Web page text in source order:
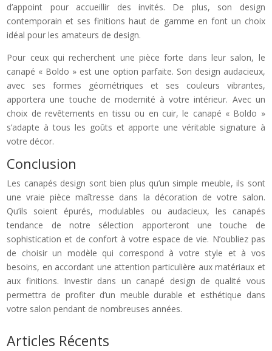
d’appoint pour accueillir des invités. De plus, son design
contemporain et ses finitions haut de gamme en font un choix
idéal pour les amateurs de design.
Pour ceux qui recherchent une pièce forte dans leur salon, le
canapé « Boldo » est une option parfaite. Son design audacieux,
avec ses formes géométriques et ses couleurs vibrantes,
apportera une touche de modernité à votre intérieur. Avec un
choix de revêtements en tissu ou en cuir, le canapé « Boldo »
s’adapte à tous les goûts et apporte une véritable signature à
votre décor.
Conclusion
Les canapés design sont bien plus qu’un simple meuble, ils sont
une vraie pièce maîtresse dans la décoration de votre salon.
Qu’ils soient épurés, modulables ou audacieux, les canapés
tendance de notre sélection apporteront une touche de
sophistication et de confort à votre espace de vie. N’oubliez pas
de choisir un modèle qui correspond à votre style et à vos
besoins, en accordant une attention particulière aux matériaux et
aux finitions. Investir dans un canapé design de qualité vous
permettra de profiter d’un meuble durable et esthétique dans
votre salon pendant de nombreuses années.
Articles Récents